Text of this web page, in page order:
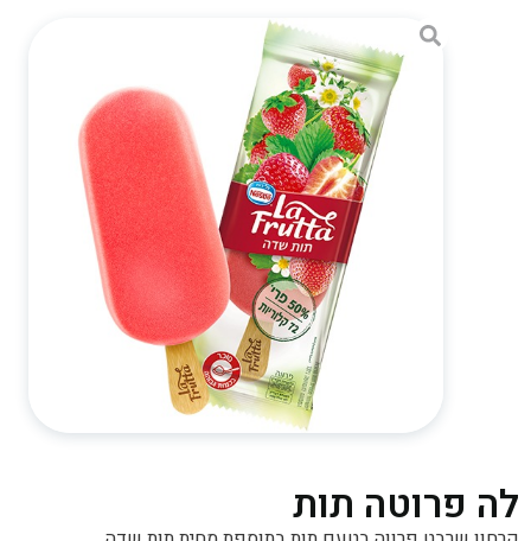
לה פרוטה תות